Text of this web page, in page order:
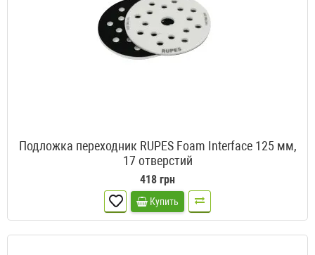
Подложка переходник RUPES Foam Interface 125 мм,
17 отверстий
418 грн
Купить